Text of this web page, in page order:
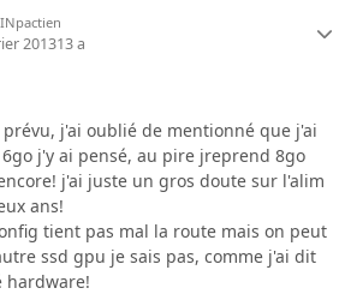
INpactien
201313 a
j'ai oublié de mentionné que j'ai
j'y ai pensé, au pire jreprend 8go
j'ai juste un gros doute sur l'alim
ans!
tient pas mal la route mais on peut
ssd gpu je sais pas, comme j'ai dit
hardware!